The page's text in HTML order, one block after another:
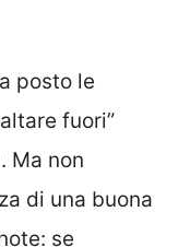
posto le
fuori”
Ma non
di una buona
se